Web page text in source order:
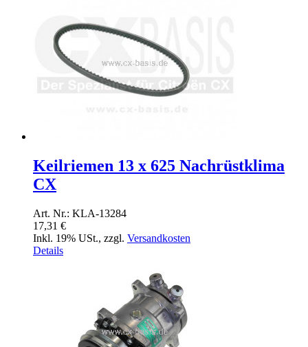
Keilriemen 13 x 625 Nachrüstklima
CX
Art. Nr.: KLA-13284
17,31 €
Inkl. 19% USt., zzgl. Versandkosten
Details